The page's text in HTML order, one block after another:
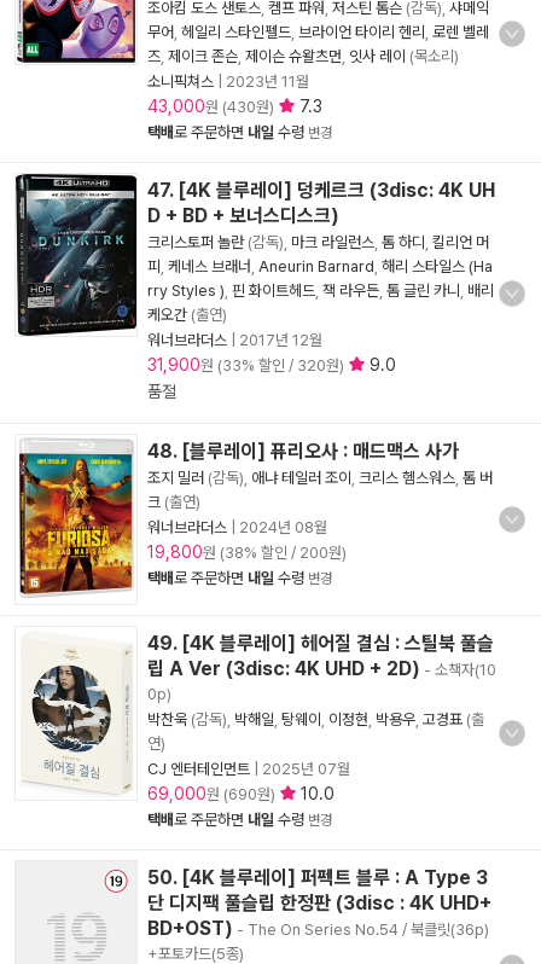
조아킴 도스 샌토스 켐프 파워 저스틴 톰슨 (감독), 샤메익
무어 헤일리 스타인펠드 브라이언 타이리 헨리 로렌 벨레
즈 제이크 존슨 제이슨 슈왈츠먼 잇사 레이 (목소리)
소니픽쳐스
2023년 11월
43,000원 (430원) 7.3
택배로 주문하면 내일 수령 변경
47. [4K 블루레이] 덩케르크 (3disc: 4K UH
D + BD + 보너스디스크)
크리스토퍼 놀란(감독), 마크 라일런스 톰 하디 킬리언 머
피 케네스 브래너 Aneurin Barnard 해리 스타일스 (Ha
rry Styles ) 핀 화이트헤드 잭 라우든 톰 글린 카니
배리
케오간 (출연)
워너브라더스
2017년 12월
31,900원 (33% 할인 / 320원)
9.0
품절
48. [블루레이] 퓨리오사 : 매드맥스 사가
조지 밀러 (감독), 애냐 테일러 조이 크리스 헴스워스 톰 버
크 (출연)
워너브라더스
2024년 08월
19,800원 (38% 할인 / 200원)
택배로 주문하면 내일 수령 변경
49. [4K 블루레이] 헤어질 결심 : 스틸북 풀슬
립 A Ver (3disc: 4K UHD + 2D) - 소책자(10
0p)
박찬욱 (감독), 박해일 탕웨이 이정현 박용우 고경표 (출
연)
CJ 엔터테인먼트
2025년 07월
69,000원 (690원) 10.0
택배로 주문하면 내일 수령 변경
50. [4K 블루레이] 퍼펙트 블루 : A Type 3
단 디지팩 풀슬립 한정판 (3disc : 4K UHD+
BD+OST) - The On Series No.54 / 북클릿(36p)
+포토카드(5종)